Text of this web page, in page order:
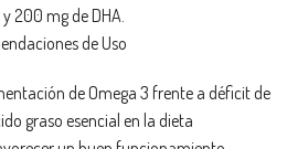
y 200 mg de DHA.
de Uso
de Omega 3 frente a déficit de
graso esencial en la dieta